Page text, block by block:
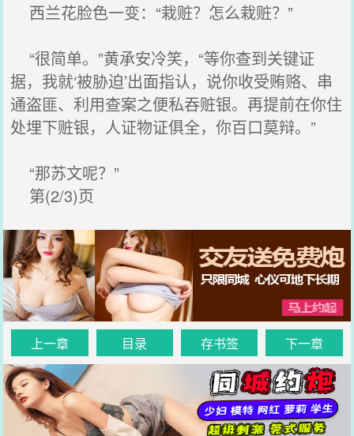
西兰花脸色一变：“栽赃？怎么栽赃？”
“很简单。”黄承安冷笑，“等你查到关键证
据，我就‘被胁迫’出面指认，说你收受贿赂、串
通盗匪、利用查案之便私吞赃银。再提前在你住
处埋下赃银，人证物证俱全，你百口莫辩。”
“那苏文呢？”
第(2/3)页
上一章 目录 存书签 下一章